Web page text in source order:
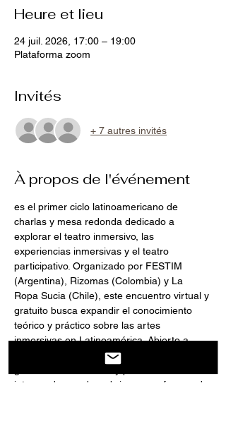
Heure et lieu
24 juil. 2026, 17:00 – 19:00
Plataforma zoom
Invités
+ 7 autres invités
À propos de l'événement
es el primer ciclo latinoamericano de
charlas y mesa redonda dedicado a
explorar el teatro inmersivo, las
experiencias inmersivas y el teatro
participativo. Organizado por FESTIM
(Argentina), Rizomas (Colombia) y La
Ropa Sucia (Chile), este encuentro virtual y
gratuito busca expandir el conocimiento
teórico y práctico sobre las artes
inmersivas en Latinoamérica. Abierto a
estudiantes, artistas, investigadoras/es,
interesadas en descubrir nuevas formas de